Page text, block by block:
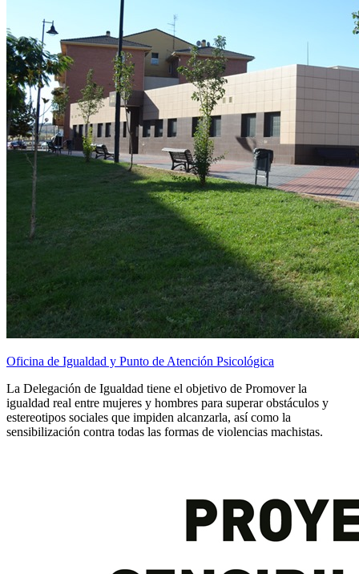
Oficina de Igualdad y Punto de Atención Psicológica
La Delegación de Igualdad tiene el objetivo de Promover la
igualdad real entre mujeres y hombres para superar obstáculos y
estereotipos sociales que impiden alcanzarla, así como la
sensibilización contra todas las formas de violencias machistas.